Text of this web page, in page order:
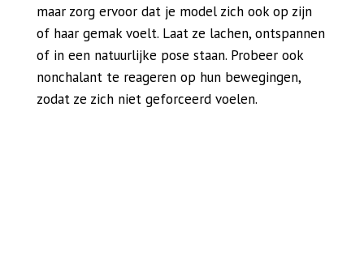
maar zorg ervoor dat je model zich ook op zijn
of haar gemak voelt. Laat ze lachen, ontspannen
of in een natuurlijke pose staan. Probeer ook
nonchalant te reageren op hun bewegingen,
zodat ze zich niet geforceerd voelen.